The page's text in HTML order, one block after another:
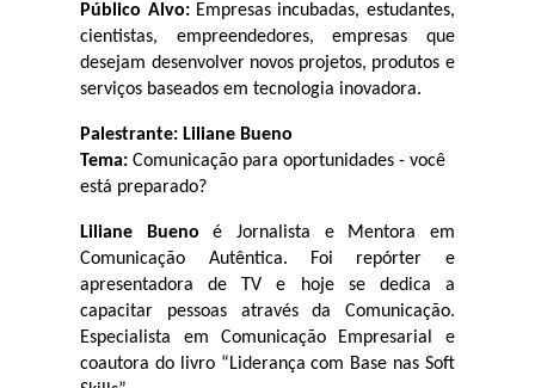
Público Alvo: Empresas incubadas, estudantes,
cientistas, empreendedores, empresas que
desejam desenvolver novos projetos, produtos e
serviços baseados em tecnologia inovadora.
Palestrante: Liliane Bueno
Tema: Comunicação para oportunidades - você
está preparado?
Liliane Bueno é Jornalista e Mentora em
Comunicação Autêntica. Foi repórter e
apresentadora de TV e hoje se dedica a
capacitar pessoas através da Comunicação.
Especialista em Comunicação Empresarial e
coautora do livro “Liderança com Base nas Soft